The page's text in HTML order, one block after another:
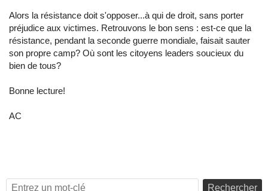
Alors la résistance doit s'opposer...à qui de droit, sans porter
préjudice aux victimes. Retrouvons le bon sens : est-ce que la
résistance, pendant la seconde guerre mondiale, faisait sauter
son propre camp? Où sont les citoyens leaders soucieux du
bien de tous?
Bonne lecture!
AC
Rechercher